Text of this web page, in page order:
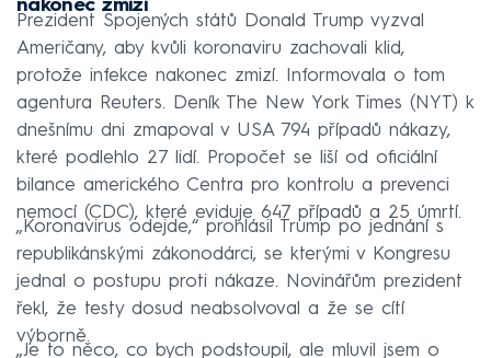
nakonec zmizí
Prezident Spojených států Donald Trump vyzval
Američany, aby kvůli koronaviru zachovali klid,
protože infekce nakonec zmizí. Informovala o tom
agentura Reuters. Deník The New York Times (NYT) k
dnešnímu dni zmapoval v USA 794 případů nákazy,
které podlehlo 27 lidí. Propočet se liší od oficiální
bilance amerického Centra pro kontrolu a prevenci
nemocí (CDC), které eviduje 647 případů a 25 úmrtí.
„Koronavirus odejde,“ prohlásil Trump po jednání s
republikánskými zákonodárci, se kterými v Kongresu
jednal o postupu proti nákaze. Novinářům prezident
řekl, že testy dosud neabsolvoval a že se cítí
výborně.
„Je to něco, co bych podstoupil, ale mluvil jsem o